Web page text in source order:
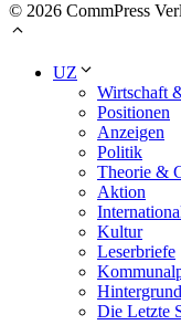
© 2026 CommPress
UZ
Wirtschaft
Positionen
Anzeigen
Politik
Theorie &
Aktion
Kultur
Leserbriefe
Hintergrund
Die Letzte